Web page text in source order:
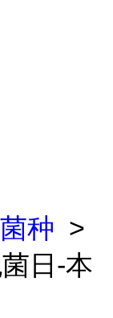
菌种 >
日-本